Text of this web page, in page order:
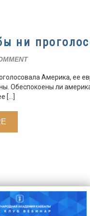
ни
Америка, ее
Обеспокоены ли
[…]